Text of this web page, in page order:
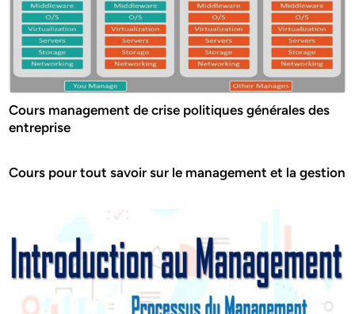
Cours management de crise politiques générales des
entreprise
Cours pour tout savoir sur le management et la gestion